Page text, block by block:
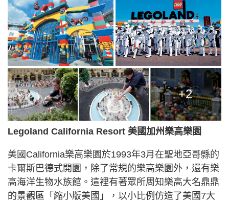
+2
Legoland California Resort 美國加州樂高樂園
美國California樂高樂園於1993年3月在聖地亞哥縣的
卡爾斯巴德式開園，除了常規的樂高樂園外，還有樂
高海洋生物水族館。這裡有著眾所周知樂高大名鼎鼎
的景觀區「縮小版美國」，以小比例仿造了美國7大